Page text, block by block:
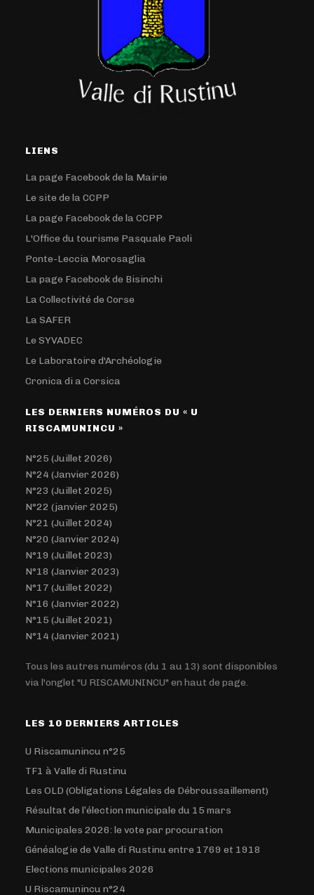
LIENS
La page Facebook de la Mairie
Le site de la CCPP
La page Facebook de la CCPP
L'Office du tourisme Pasquale Paoli
Ponte-Leccia Morosaglia
La page Facebook de Bisinchi
La Collectivité de Corse
La SAFER
Le SYVADEC
Le Laboratoire d'Archéologie
Cronica di a Corsica
LES DERNIERS NUMÉROS DU « U
RISCAMUNINCU »
N°25 (Juillet 2026)
N°24 (Janvier 2026)
N°23 (Juillet 2025)
N°22 (janvier 2025)
N°21 (Juillet 2024)
N°20 (Janvier 2024)
N°19 (Juillet 2023)
N°18 (Janvier 2023)
N°17 (Juillet 2022)
N°16 (Janvier 2022)
N°15 (Juillet 2021)
N°14 (Janvier 2021)
Tous les autres numéros (du 1 au 13) sont disponibles
via l'onglet "U RISCAMUNINCU" en haut de page.
LES 10 DERNIERS ARTICLES
U Riscamunincu n°25
TF1 à Valle di Rustinu
Les OLD (Obligations Légales de Débroussaillement)
Résultat de l’élection municipale du 15 mars
Municipales 2026: le vote par procuration
Généalogie de Valle di Rustinu entre 1769 et 1918
Elections municipales 2026
U Riscamunincu n°24